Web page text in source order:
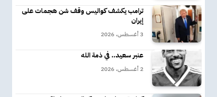
ترامب يكشف كواليس وقف شن هجمات على
إيران
3 أغسطس، 2026
عنبر سعيد.. في ذمة الله
2 أغسطس، 2026